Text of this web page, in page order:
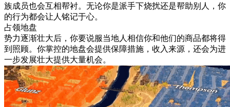
族成员也会互相帮衬。无论你是派手下烧扰还是帮助别人，你
的行为都会让人铭记于心。
占领地盘
势力逐渐壮大后，你要说服当地人相信你和他们的商品都将得
到照顾。你掌控的地盘会提供保障措施，收入来源，还会为进
一步发展壮大提供大量机会。